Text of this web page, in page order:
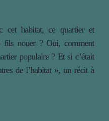
cet habitat, ce quartier et
fils nouer ? Oui, comment
populaire ? Et si c’était
de l’habitat », un récit à